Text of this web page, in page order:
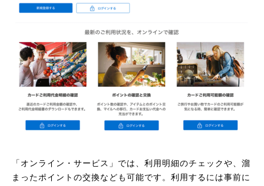
「オンライン・サービス」では、利用明細のチェックや、溜
まったポイントの交換なども可能です。利用するには事前に